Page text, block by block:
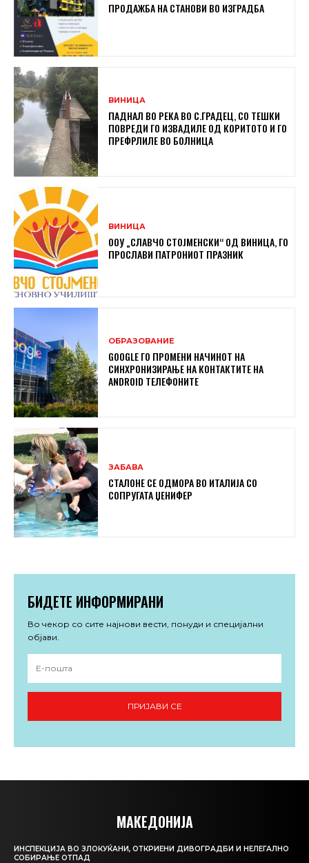
ПРОДАЖБА НА СТАНОВИ ВО ИЗГРАДБА
ВИНИЦА
ПАДНАЛ ВО РЕКА ВО С.ГРАДЕЦ, СО ТЕШКИ
ПОВРЕДИ ГО ИЗВАДИЛЕ ОД КОРИТОТО И ГО
ПРЕФРЛИЛЕ ВО БОЛНИЦА
ВИНИЦА
ООУ „СЛАВЧО СТОЈМЕНСКИ“ ОД ВИНИЦА, ГО
ПРОСЛАВИ ПАТРОНИОТ ПРАЗНИК
ОБРАЗОВАНИЕ
GOOGLE ГО ПРОМЕНИ НАЧИНОТ НА
СИНХРОНИЗИРАЊЕ НА КОНТАКТИТЕ НА
ANDROID ТЕЛЕФОНИТЕ
ЗАБАВА
СТАЛОНЕ СЕ ОДМОРА ВО ИТАЛИЈА СО
СОПРУГАТА ЏЕНИФЕР
БИДЕТЕ ИНФОРМИРАНИ
Во чекор со сите најнови вести, понуди и специјални
објави.
ПРИЈАВИ СЕ
МАКЕДОНИЈА
ИНСПЕКЦИЈА ВО ЗЛОКУЌАНИ, ОТКРИЕНИ ДИВОГРАДБИ И НЕЛЕГАЛНО
СОБИРАЊЕ ОТПАД